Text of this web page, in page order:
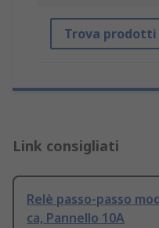
Trova
Link consigliati
Relè passo-passo
ca, Pannello 10A